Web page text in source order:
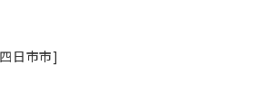
日市市]